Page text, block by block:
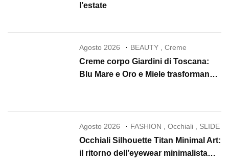
l’estate
Agosto 2026 BEAUTY ,Creme
Creme corpo Giardini di Toscana:
Blu Mare e Oro e Miele trasformano
Agosto 2026 FASHION ,Occhiali SLIDE
Occhiali Silhouette Titan Minimal Art:
il ritorno dell’eyewear minimalista